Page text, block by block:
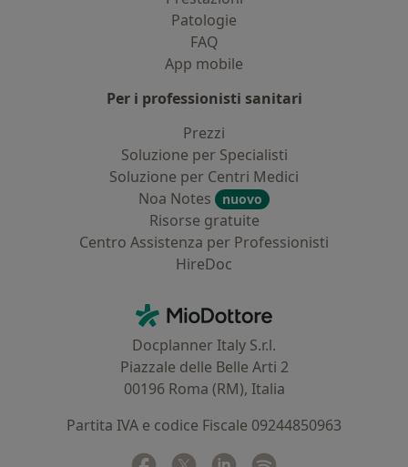
Patologie
FAQ
App mobile
Per i professionisti sanitari
Prezzi
Soluzione per Specialisti
Soluzione per Centri Medici
Noa Notes
nuovo
Risorse gratuite
Centro Assistenza per Professionisti
HireDoc
MioDottore - Homepage
Docplanner Italy S.r.l.
Piazzale delle Belle Arti 2
00196 Roma (RM), Italia
Partita IVA e codice Fiscale 09244850963
Facebook
si apre in una nuova scheda
Twitter
si apre in una nuova scheda
Linkedin
si apre in una nuova